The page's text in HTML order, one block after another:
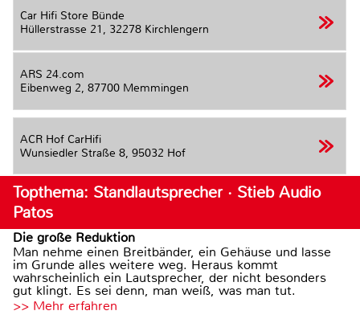
Car Hifi Store Bünde
Hüllerstrasse 21, 32278 Kirchlengern
ARS 24.com
Eibenweg 2, 87700 Memmingen
ACR Hof CarHifi
Wunsiedler Straße 8, 95032 Hof
Topthema: Standlautsprecher · Stieb Audio
Patos
Die große Reduktion
Man nehme einen Breitbänder, ein Gehäuse und lasse
im Grunde alles weitere weg. Heraus kommt
wahrscheinlich ein Lautsprecher, der nicht besonders
gut klingt. Es sei denn, man weiß, was man tut.
>> Mehr erfahren